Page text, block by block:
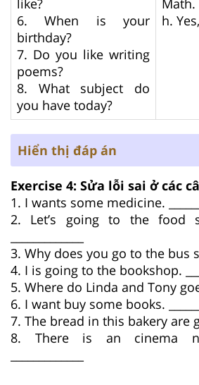
6. When is your
birthday?
7. Do you like writing
poems?
8. What subject do
you have today?
h.
Hiển thị đáp án
Exercise 4: Sửa lỗi sai ở các
1. I wants some medicine.
2. Let’s going to the food
3. Why does you go to the bus
4. I is going to the bookshop.
5. Where do Linda and Tony goes?
6. I want buy some books.
7. The bread in this bakery are
8. There is an cinema